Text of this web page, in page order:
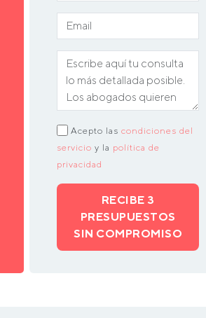
Acepto las condiciones del
servicio y la política de
privacidad
RECIBE 3
PRESUPUESTOS
SIN COMPROMISO